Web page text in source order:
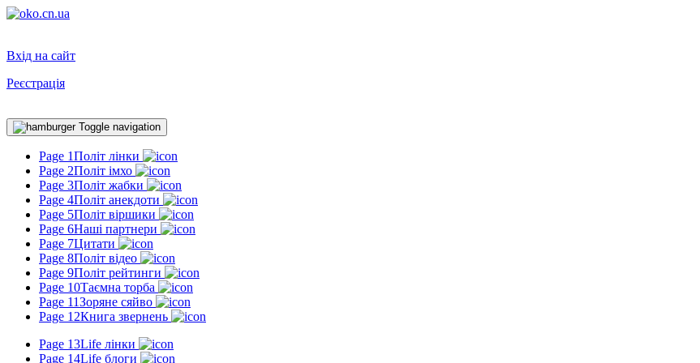
Вхід на сайт
Реєстрація
Toggle navigation
Page 1Політ лінки
Page 2Політ імхо
Page 3Політ жабки
Page 4Політ анекдоти
Page 5Політ віршики
Page 6Наші партнери
Page 7Цитати
Page 8Політ відео
Page 9Політ рейтинги
Page 10Таємна торба
Page 11Зоряне сяйво
Page 12Книга звернень
Page 13Life лінки
Page 14Life блоги